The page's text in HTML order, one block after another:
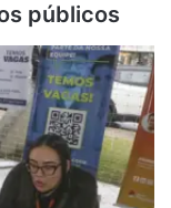
públicos